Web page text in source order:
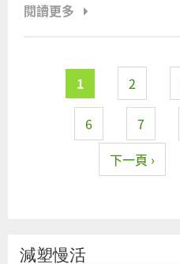
閱讀更多
1 2
6 7
下一頁 ›
減塑慢活